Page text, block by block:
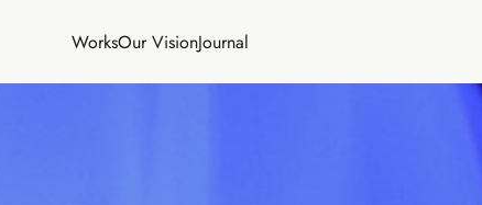
WorksOur VisionJournal